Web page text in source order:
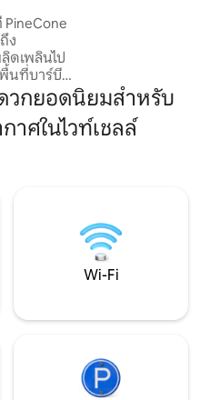
ง
ดเพลินไป
นที่บาร์บีคิว
จากไม้ เข้า
ของเราที่มี
เกมในห้อง
วกยอดนิยมสำหรับ
ศในไวท์เชลล์
Wi-Fi